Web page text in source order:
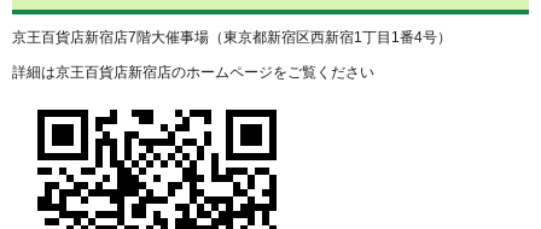
京王百貨店新宿店7階大催事場（東京都新宿区西新宿1丁目1番4号）
詳細は京王百貨店新宿店のホームページをご覧ください